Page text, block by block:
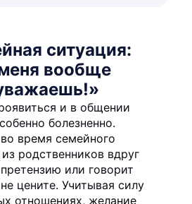
ситуация:
вообще
и в общении
болезненно.
время семейного
родственников вдруг
или говорит
цените. Учитывая силу
отношениях, желание